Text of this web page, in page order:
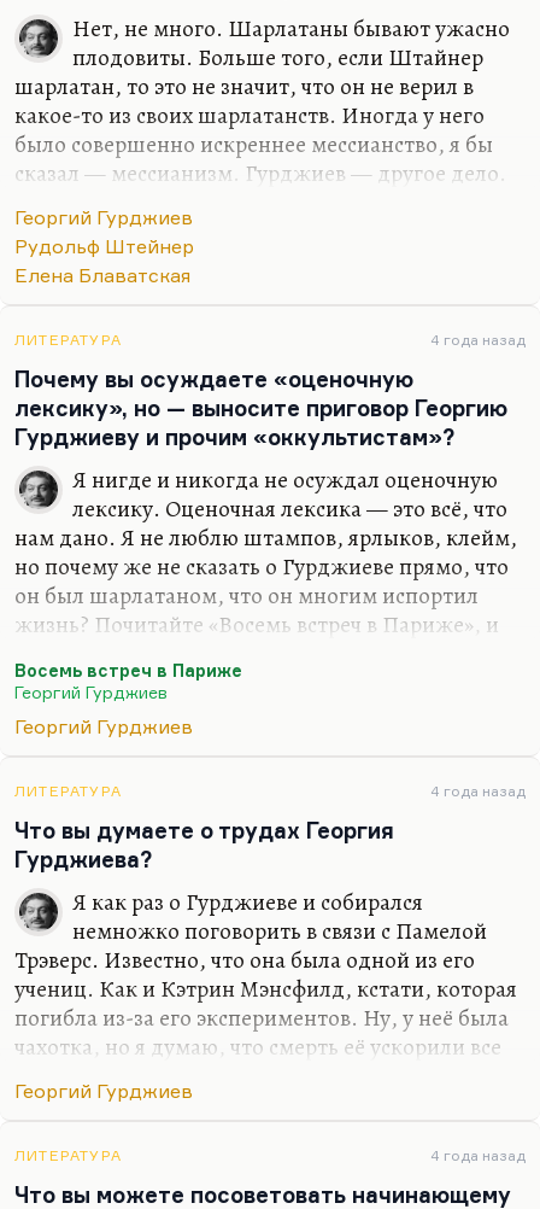
Нет, не много. Шарлатаны бывают ужасно
плодовиты. Больше того, если Штайнер
шарлатан, то это не значит, что он не верил в
какое-то из своих шарлатанств. Иногда у него
было совершенно искреннее мессианство, я бы
сказал — мессианизм. Гурджиев — другое дело.
записывали. «Диалоги Вельзевула с внуком» —
это результат его бесед с разными людьми. И
записи, воспоминания о встречах с разными
знаю, в какой степени она писала сама.
Возможно, она тоже искренне верила в
собственное учение. Но «учение это — фуфайка»,
как говорил Мандельштам.
Георгий Гурджиев
Рудольф Штейнер
Елена Блаватская
ЛИТЕРАТУРА 4 года назад
Почему вы осуждаете «оценочную
лексику», но — выносите приговор Георгию
Гурджиеву и прочим «оккультистам»?
Я нигде и никогда не осуждал оценочную
лексику. Оценочная лексика — это всё, что
нам дано. Я не люблю штампов, ярлыков, клейм,
но почему же не сказать о Гурджиеве прямо, что
он был шарлатаном, что он многим испортил
жизнь? Почитайте «Восемь встреч в Париже», и
Это не означает, что Гурджиев был бездарен. Он
был феерически одарённый человек, страшно
обаятельная личность.
Я просто не могу согласиться с Пятигорским…
Конечно, вы скажете: «Кто вы такой, чтобы не
соглашаться с Пятигорским?» — но: «Зачем же
мнения чужие только святы?» Я считаю, что
Пятигорский был тоже очаровательный человек,
прекрасный писатель («Философия одного
переулка» —…
Восемь встреч в Париже
Георгий Гурджиев
Георгий Гурджиев
ЛИТЕРАТУРА 4 года назад
Что вы думаете о трудах Георгия
Гурджиева?
Я как раз о Гурджиеве и собирался
немножко поговорить в связи с Памелой
Трэверс. Известно, что она была одной из его
учениц. Как и Кэтрин Мэнсфилд, кстати, которая
погибла из-за его экспериментов. Ну, у неё была
чахотка, но я думаю, что смерть её ускорили все
Коткиным, что он был знаком со Сталиным и
оказывал на него какие-то влияния — им негде
было пересекаться. Но Гурджиев из всех
Георгий Гурджиев
ЛИТЕРАТУРА 4 года назад
Что вы можете посоветовать начинающему